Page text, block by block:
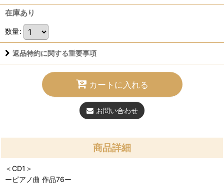
在庫あり
数量:
返品特約に関する重要事項
カートに入れる
お問い合わせ
商品詳細
＜CD1＞
ーピアノ曲 作品76ー